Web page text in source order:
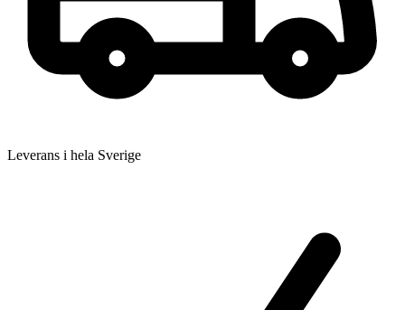
Leverans i hela Sverige